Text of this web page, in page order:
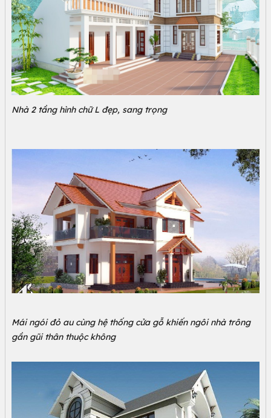
Nhà 2 tầng hình chữ L đẹp, sang trọng
Mái ngói đỏ au cùng hệ thống cửa gỗ khiến ngôi nhà trông
gần gũi thân thuộc không